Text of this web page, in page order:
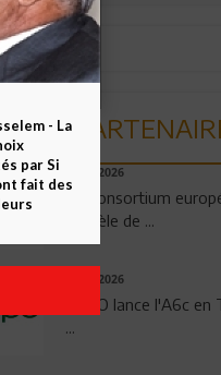
06.08.2026
Un consortium
modèle de ...
04.08.2026
OPPO lance l'A6c
...
- La
par Si
fait des